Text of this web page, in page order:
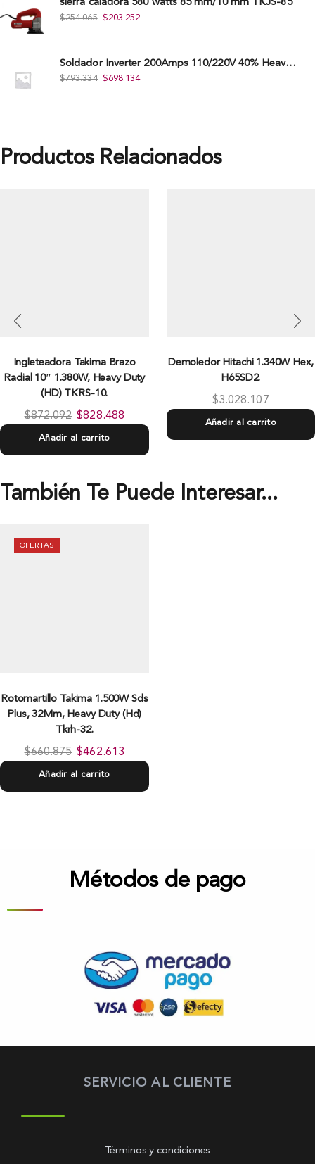
sierra caladora 580 watts 85 mm/10 mm TKJS-85
$254.065 $203.252
Soldador Inverter 200Amps 110/220V 40% Heavy Duty (Hd) Tkwi-200-C
$793.334 $698.134
Productos Relacionados
Ingleteadora Takima Brazo
Radial 10″ 1.380W, Heavy Duty
(HD) TKRS-10.
$872.092 $828.488
Añadir al carrito
Demoledor Hitachi 1.340W Hex,
H65SD2.
$3.028.107
Añadir al carrito
También Te Puede Interesar...
OFERTAS
Rotomartillo Takima 1.500W Sds
Plus, 32Mm, Heavy Duty (Hd)
Tkrh-32.
$660.875 $462.613
Añadir al carrito
Métodos de pago
SERVICIO AL CLIENTE
Términos y condiciones